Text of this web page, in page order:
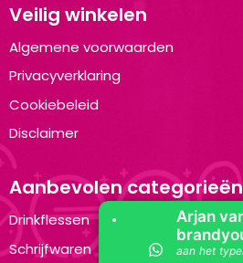
Veilig winkelen
Algemene voorwaarden
Privacyverklaring
Cookiebeleid
Disclaimer
Aanbevolen categorieën
Drinkflessen
Schrijfwaren